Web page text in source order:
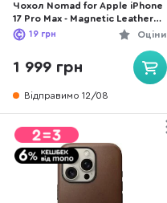
Чохол Nomad for Apple iPhone
17 Pro Max - Magnetic Leather
Back Horween Black
(NM014391858)
Оціни
19 грн
1 999 грн
Відправимо 12/08